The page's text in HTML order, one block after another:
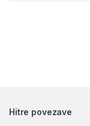
Hitre povezave